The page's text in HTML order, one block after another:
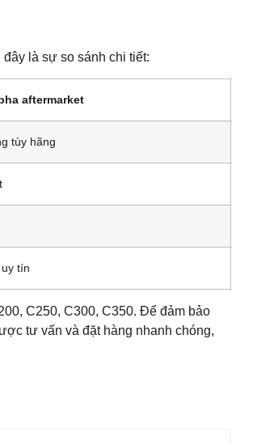
là sự so sánh chi tiết:
aftermarket
tùy hãng
tín
C250, C300, C350. Để đảm bảo
tư vấn và đặt hàng nhanh chóng,